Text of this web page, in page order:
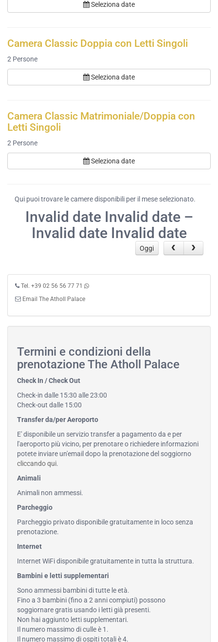
Seleziona date
Camera Classic Doppia con Letti Singoli
2 Persone
Seleziona date
Camera Classic Matrimoniale/Doppia con
Letti Singoli
2 Persone
Seleziona date
Qui puoi trovare le camere disponibili per il mese selezionato.
Invalid date Invalid date –
Invalid date Invalid date
Oggi
Tel. +39 02 56 56 77 71
Email The Atholl Palace
Termini e condizioni della
prenotazione The Atholl Palace
Check In / Check Out
Check-in dalle 15:30 alle 23:00
Check-out dalle 15:00
Transfer da/per Aeroporto
E' disponibile un servizio transfer a pagamento da e per
l'aeroporto più vicino, per prenotare o richiedere informazioni
potete inviare un'email dopo la prenotazione del soggiorno
cliccando qui.
Animali
Animali non ammessi.
Parcheggio
Parcheggio privato disponibile gratuitamente in loco senza
prenotazione.
Internet
Internet WiFi disponibile gratuitamente in tutta la struttura.
Bambini e letti supplementari
Sono ammessi bambini di tutte le età.
Fino a 3 bambini (fino a 2 anni compiuti) possono
soggiornare gratis usando i letti già presenti.
Non hai aggiunto letti supplementari.
Il numero massimo di culle è 1.
Il numero massimo di ospiti totali è 4.